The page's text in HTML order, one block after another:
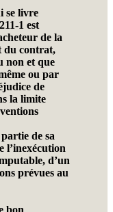
se livre
1 est
de la
du contrat,
non et que
ou par
de
la limite
de sa
l’inexécution
d’un
prévues au